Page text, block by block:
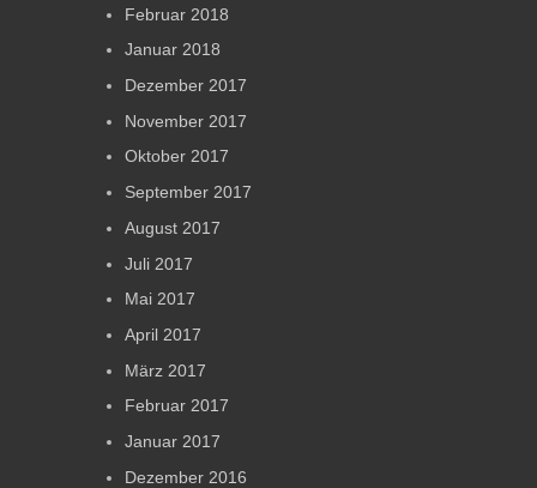
Februar 2018
Januar 2018
Dezember 2017
November 2017
Oktober 2017
September 2017
August 2017
Juli 2017
Mai 2017
April 2017
März 2017
Februar 2017
Januar 2017
Dezember 2016